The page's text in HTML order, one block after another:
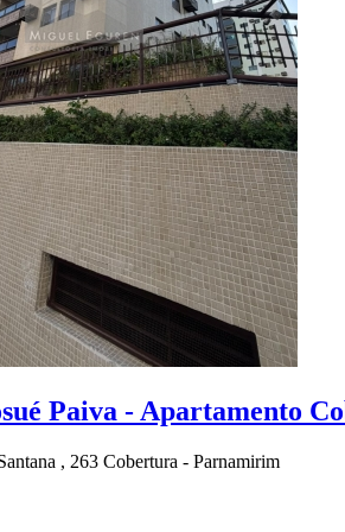
Paiva - Apartamento
, 263 Cobertura - Parnamirim